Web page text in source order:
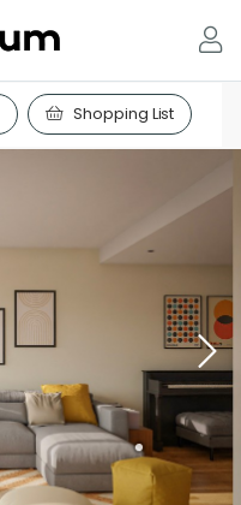
Shopping List